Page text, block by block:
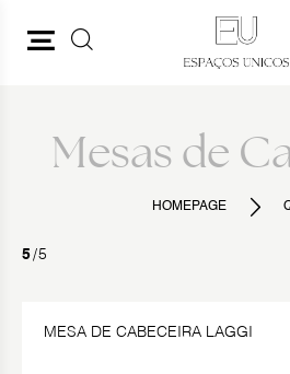
BANQUETAS
Mesas de
HOMEPAGE
5/5
MESA DE CABECEIRA LAGGI
PESQUISAR